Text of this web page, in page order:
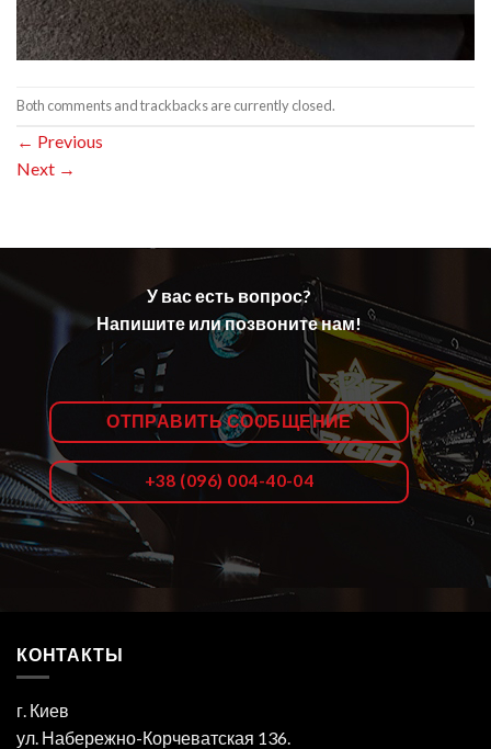
Both comments and trackbacks are currently closed.
← Previous
Next →
У вас есть вопрос?
Напишите или позвоните нам!
ОТПРАВИТЬ СООБЩЕНИЕ
+38 (096) 004-40-04
КОНТАКТЫ
г. Киев
ул. Набережно-Корчеватская 136.